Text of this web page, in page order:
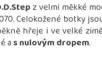
z velmi měkké
Celokožené botky
hřeje i ve velké
as nulovým dropem.